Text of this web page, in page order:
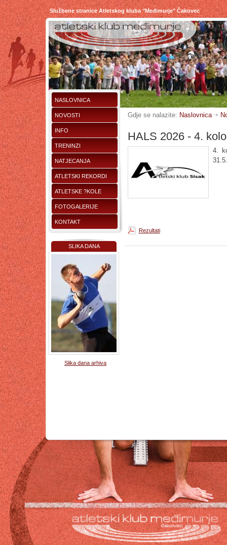
Službene stranice Atletskog kluba "Međimurje" Čakovec
NASLOVNICA
NOVOSTI
INFO
TRENINZI
NATJECANJA
ATLETSKI REKORDI
ATLETSKE ?KOLE
FOTOGALERIJE
KONTAKT
SLIKA DANA
Slika dana arhiva
Gdje se nalazite: Naslovnica
HALS 2026 - 4.
4.
Rezultati